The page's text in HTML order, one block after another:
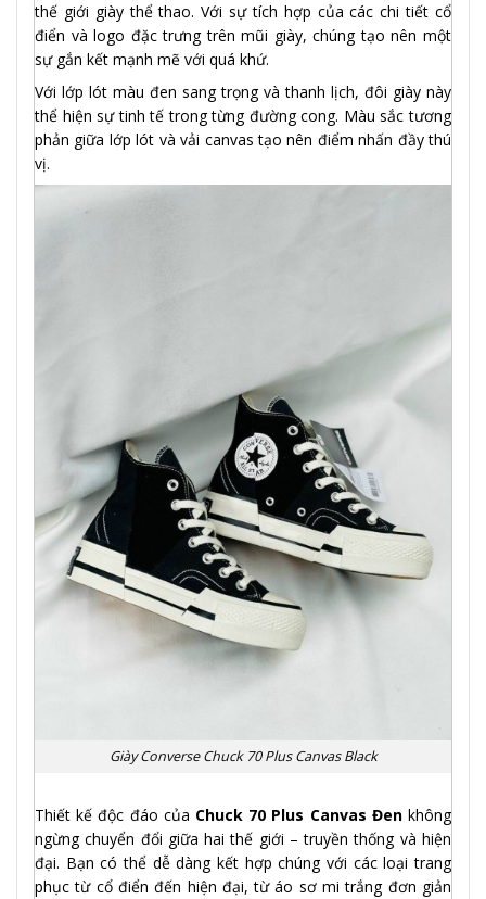
thế giới giày thể thao. Với sự tích hợp của các chi tiết cổ
điển và logo đặc trưng trên mũi giày, chúng tạo nên một
sự gắn kết mạnh mẽ với quá khứ.
Với lớp lót màu đen sang trọng và thanh lịch, đôi giày này
thể hiện sự tinh tế trong từng đường cong. Màu sắc tương
phản giữa lớp lót và vải canvas tạo nên điểm nhấn đầy thú
vị.
Giày Converse Chuck 70 Plus Canvas Black
Thiết kế độc đáo của Chuck 70 Plus Canvas Đenkhông
ngừng chuyển đổi giữa hai thế giới – truyền thống và hiện
đại. Bạn có thể dễ dàng kết hợp chúng với các loại trang
phục từ cổ điển đến hiện đại, từ áo sơ mi trắng đơn giản